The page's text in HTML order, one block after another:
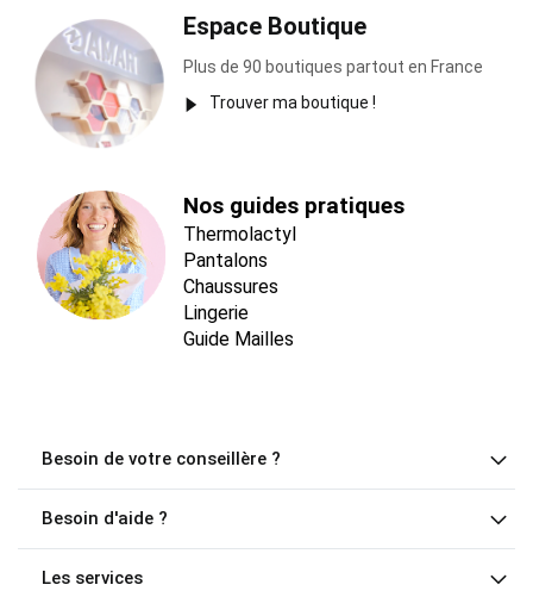
Espace Boutique
Plus de 90 boutiques partout en France
Trouver ma boutique !
Nos guides pratiques
Thermolactyl
Pantalons
Chaussures
Lingerie
Guide Mailles
Besoin de votre conseillère ?
Besoin d'aide ?
Les services